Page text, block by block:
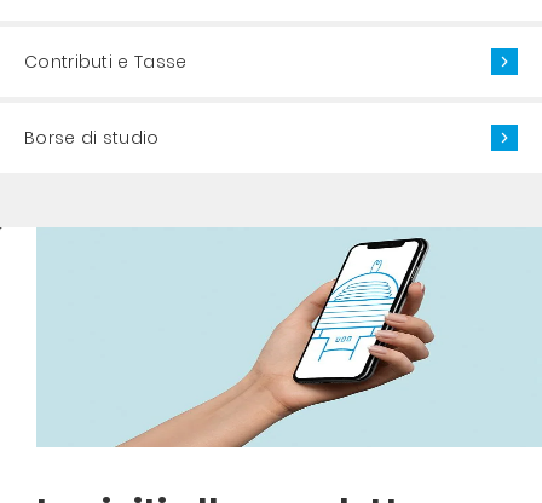
Contributi e Tasse
Borse di studio